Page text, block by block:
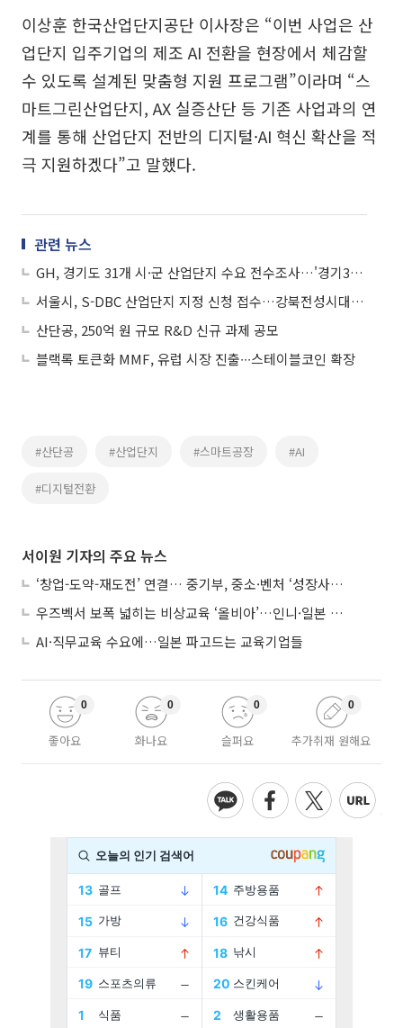
이상훈 한국산업단지공단 이사장은 “이번 사업은 산
업단지 입주기업의 제조 AI 전환을 현장에서 체감할
수 있도록 설계된 맞춤형 지원 프로그램”이라며 “스
마트그린산업단지, AX 실증산단 등 기존 사업과의 연
계를 통해 산업단지 전반의 디지털·AI 혁신 확산을 적
극 지원하겠다”고 말했다.
관련 뉴스
GH, 경기도 31개 시·군 산업단지 수요 전수조사…'경기31파트너스' 가동
서울시, S-DBC 산업단지 지정 신청 접수…강북전성시대 핵심사업 본격화
산단공, 250억 원 규모 R&D 신규 과제 공모
블랙록 토큰화 MMF, 유럽 시장 진출∙∙∙스테이블코인 확장
#산단공 #산업단지 #스마트공장 #AI
#디지털전환
서이원 기자의 주요 뉴스
‘창업-도약-재도전’ 연결… 중기부, 중소·벤처 ‘성장사다리’ 짓는다
우즈벡서 보폭 넓히는 비상교육 ‘올비아’…인니·일본 진출 타진
AI·직무교육 수요에…일본 파고드는 교육기업들
좋아요
0
화나요
0
슬퍼요
0
추가취재 원해요
0